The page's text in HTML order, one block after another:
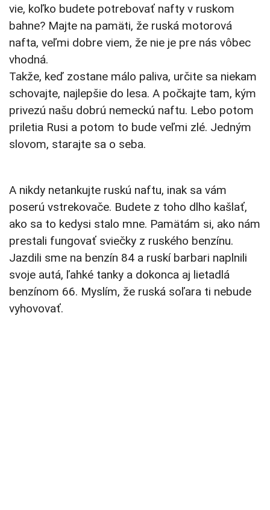
vie, koľko budete potrebovať nafty v ruskom
bahne? Majte na pamäti, že ruská motorová
nafta, veľmi dobre viem, že nie je pre nás vôbec
vhodná.
Takže, keď zostane málo paliva, určite sa niekam
schovajte, najlepšie do lesa. A počkajte tam, kým
privezú našu dobrú nemeckú naftu. Lebo potom
priletia Rusi a potom to bude veľmi zlé. Jedným
slovom, starajte sa o seba.
A nikdy netankujte ruskú naftu, inak sa vám
poserú vstrekovače. Budete z toho dlho kašlať,
ako sa to kedysi stalo mne. Pamätám si, ako nám
prestali fungovať sviečky z ruského benzínu.
Jazdili sme na benzín 84 a ruskí barbari naplnili
svoje autá, ľahké tanky a dokonca aj lietadlá
benzínom 66. Myslím, že ruská soľara ti nebude
vyhovovať.